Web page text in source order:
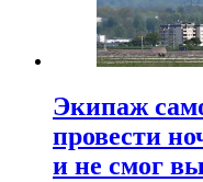
Экипаж
провести
и не смог